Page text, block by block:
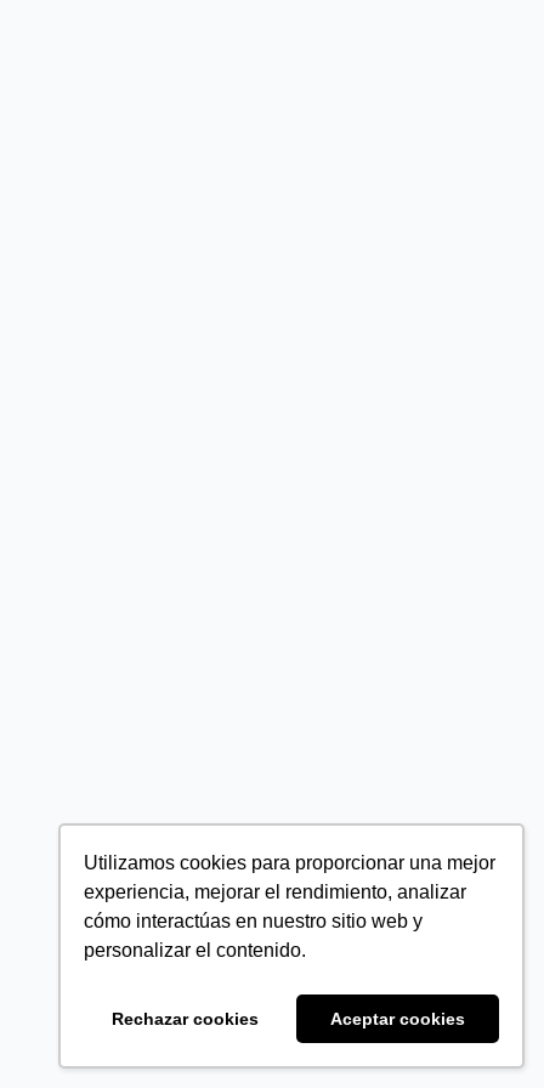
Utilizamos cookies para proporcionar una mejor
experiencia, mejorar el rendimiento, analizar
cómo interactúas en nuestro sitio web y
personalizar el contenido.
Rechazar cookies Aceptar cookies